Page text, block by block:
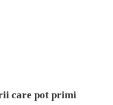
care pot primi